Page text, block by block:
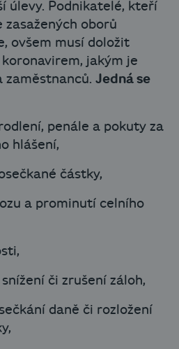
úlevy. Podnikatelé, kteří
zasažených oborů
ovšem musí doložit
jakým je
zaměstnanců. Jedná se
penále a pokuty za
hlášení,
částky,
a prominutí celního
či zrušení záloh,
daně či rozložení